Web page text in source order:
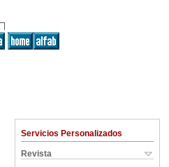
Servicios Personalizados
Revista